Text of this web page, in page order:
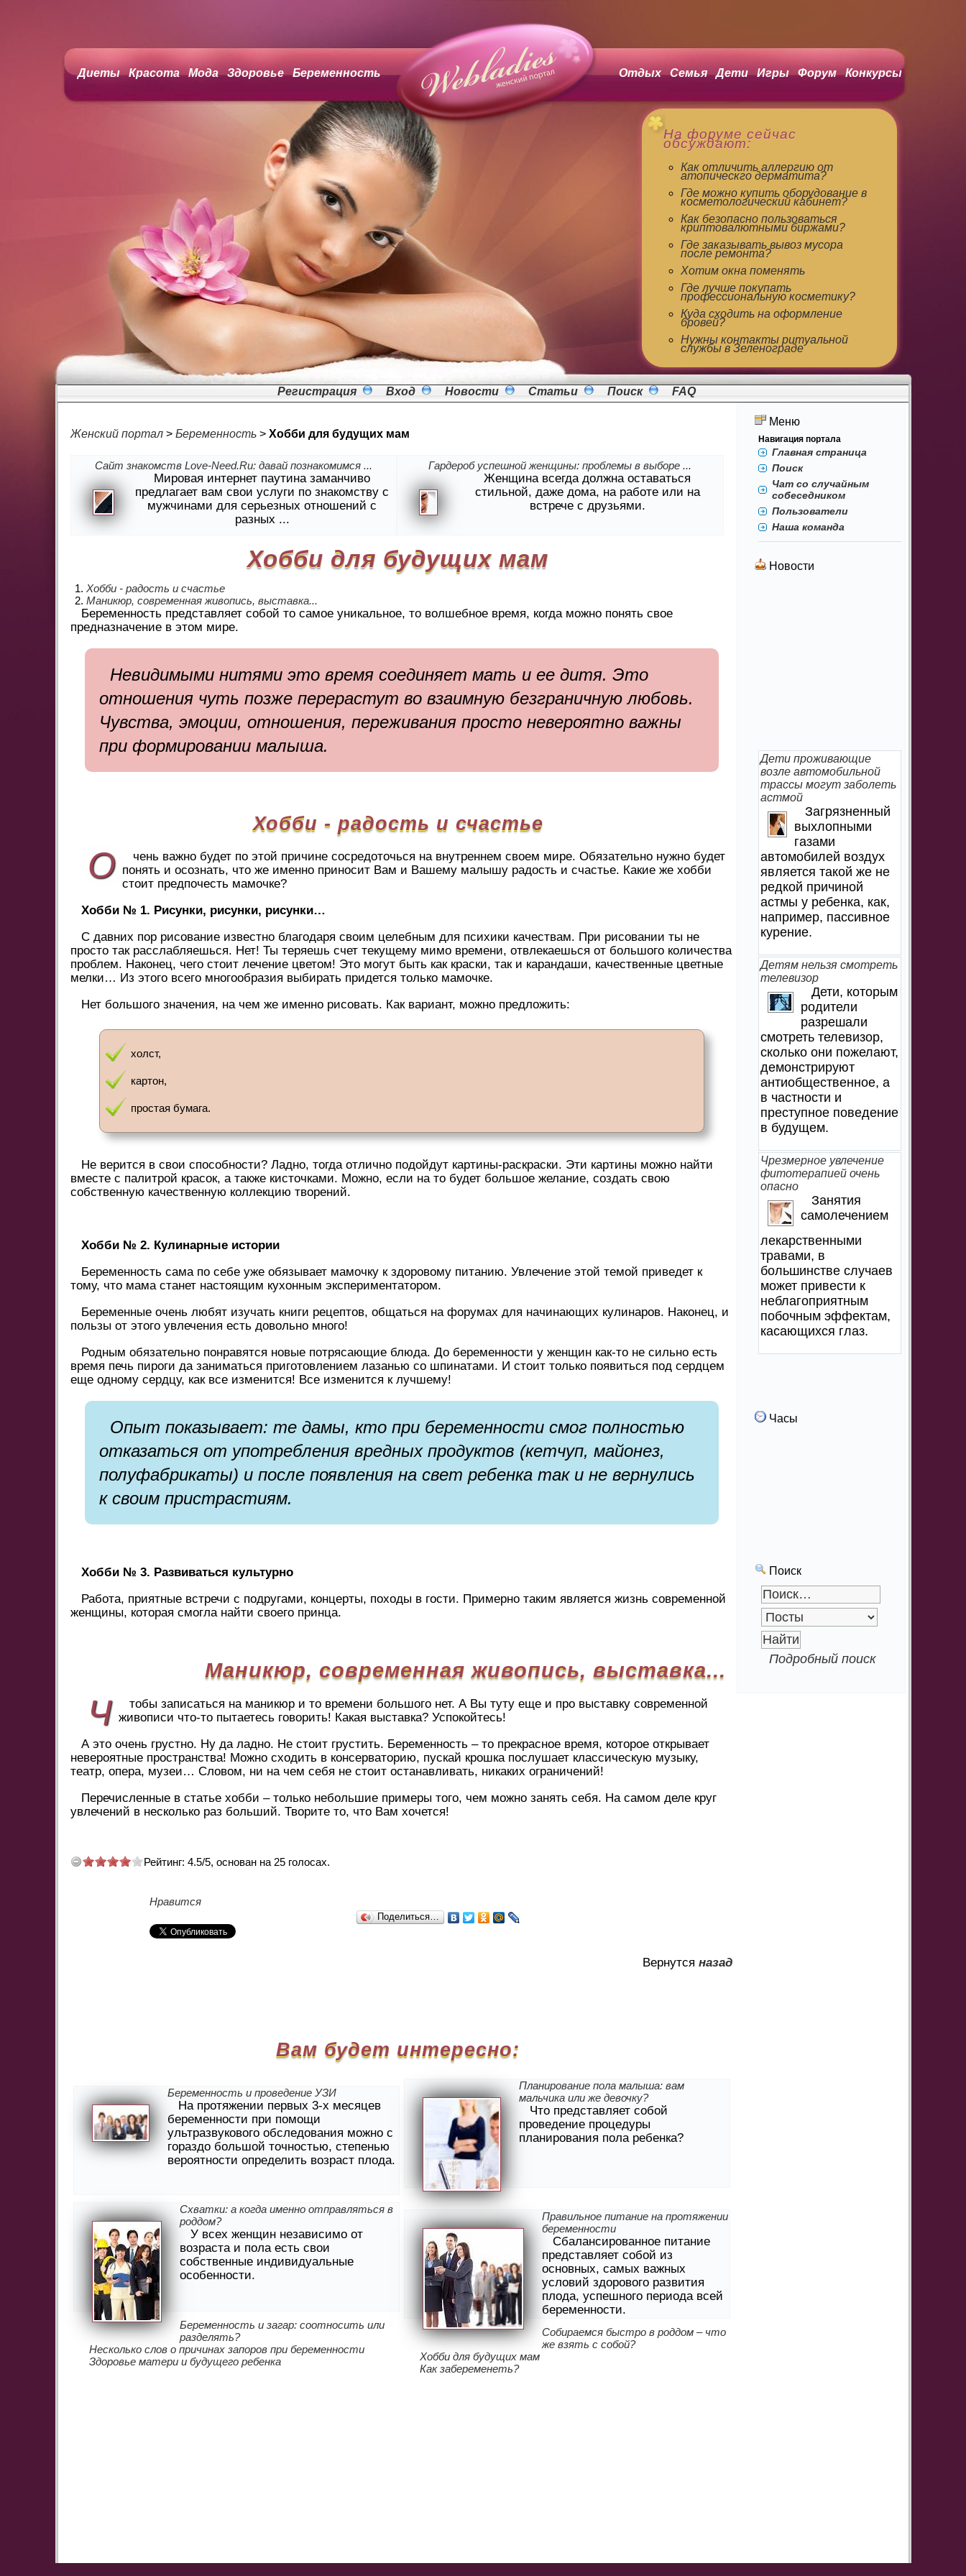
Диеты Красота Мода Здоровье Беременность Отдых Семья Дети Игры Форум Конкурсы
На форуме сейчас
обсуждают:
Как отличить аллергию от
атопическго дерматита?
Где можно купить оборудование в
косметологический кабинет?
Как безопасно пользоваться
криптовалютными биржами?
Где заказывать вывоз мусора
после ремонта?
Хотим окна поменять
Где лучше покупать
профессиональную косметику?
Куда сходить на оформление
бровей?
Нужны контакты ритуальной
службы в Зеленограде
Регистрация Вход Новости Статьи Поиск FAQ
Женский портал> Беременность> Хобби для будущих мам
Сайт знакомств Love-Need.Ru: давай познакомимся ...
Мировая интернет паутина заманчиво
предлагает вам свои услуги по знакомству с
мужчинами для серьезных отношений с
разных ...
Гардероб успешной женщины: проблемы в выборе ...
Женщина всегда должна оставаться
стильной, даже дома, на работе или на
встрече с друзьями.
Хобби для будущих мам
Хобби - радость и счастье
Маникюр, современная живопись, выставка...
Беременность представляет собой то самое уникальное, то волшебное время, когда можно понять свое
предназначение в этом мире.
Невидимыми нитями это время соединяет мать и ее дитя. Это
отношения чуть позже перерастут во взаимную безграничную любовь.
Чувства, эмоции, отношения, переживания просто невероятно важны
при формировании малыша.
Хобби - радость и счастье
О
чень важно будет по этой причине сосредоточься на внутреннем своем мире. Обязательно нужно будет
понять и осознать, что же именно приносит Вам и Вашему малышу радость и счастье. Какие же хобби
стоит предпочесть мамочке?
Хобби № 1. Рисунки, рисунки, рисунки…
С давних пор рисование известно благодаря своим целебным для психики качествам. При рисовании ты не
просто так расслабляешься. Нет! Ты теряешь счет текущему мимо времени, отвлекаешься от большого количества
проблем. Наконец, чего стоит лечение цветом! Это могут быть как краски, так и карандаши, качественные цветные
мелки… Из этого всего многообразия выбирать придется только мамочке.
Нет большого значения, на чем же именно рисовать. Как вариант, можно предложить:
холст,
картон,
простая бумага.
Не верится в свои способности? Ладно, тогда отлично подойдут картины-раскраски. Эти картины можно найти
вместе с палитрой красок, а также кисточками. Можно, если на то будет большое желание, создать свою
собственную качественную коллекцию творений.
Хобби № 2. Кулинарные истории
Беременность сама по себе уже обязывает мамочку к здоровому питанию. Увлечение этой темой приведет к
тому, что мама станет настоящим кухонным экспериментатором.
Беременные очень любят изучать книги рецептов, общаться на форумах для начинающих кулинаров. Наконец, и
пользы от этого увлечения есть довольно много!
Родным обязательно понравятся новые потрясающие блюда. До беременности у женщин как-то не сильно есть
время печь пироги да заниматься приготовлением лазанью со шпинатами. И стоит только появиться под сердцем
еще одному сердцу, как все изменится! Все изменится к лучшему!
Опыт показывает: те дамы, кто при беременности смог полностью
отказаться от употребления вредных продуктов (кетчуп, майонез,
полуфабрикаты) и после появления на свет ребенка так и не вернулись
к своим пристрастиям.
Хобби № 3. Развиваться культурно
Работа, приятные встречи с подругами, концерты, походы в гости. Примерно таким является жизнь современной
женщины, которая смогла найти своего принца.
Маникюр, современная живопись, выставка...
Ч
тобы записаться на маникюр и то времени большого нет. А Вы туту еще и про выставку современной
живописи что-то пытаетесь говорить! Какая выставка? Успокойтесь!
А это очень грустно. Ну да ладно. Не стоит грустить. Беременность – то прекрасное время, которое открывает
невероятные пространства! Можно сходить в консерваторию, пускай крошка послушает классическую музыку,
театр, опера, музеи… Словом, ни на чем себя не стоит останавливать, никаких ограничений!
Перечисленные в статье хобби – только небольшие примеры того, чем можно занять себя. На самом деле круг
увлечений в несколько раз больший. Творите то, что Вам хочется!
Рейтинг: 4.5/5, основан на 25голосах.
Нравится
Поделиться…
Вернутся назад
Вам будет интересно:
Беременность и проведение УЗИ
На протяжении первых 3-х месяцев
беременности при помощи
ультразвукового обследования можно с
гораздо большой точностью, степенью
вероятности определить возраст плода.
Схватки: а когда именно отправляться в
роддом?
У всех женщин независимо от
возраста и пола есть свои
собственные индивидуальные
особенности.
Беременность и загар: соотносить или
разделять?
Несколько слов о причинах запоров при беременности
Здоровье матери и будущего ребенка
Планирование пола малыша: вам
мальчика или же девочку?
Что представляет собой
проведение процедуры
планирования пола ребенка?
Правильное питание на протяжении
беременности
Сбалансированное питание
представляет собой из
основных, самых важных
условий здорового развития
плода, успешного периода всей
беременности.
Собираемся быстро в роддом – что
же взять c собой?
Хобби для будущих мам
Как забеременеть?
Меню
Навигация портала
Главная страница
Поиск
Чат со случайным
собеседником
Пользователи
Наша команда
Новости
Дети проживающие
возле автомобильной
трассы могут заболеть
астмой
Загрязненный
выхлопными
газами
автомобилей воздух
является такой же не
редкой причиной
астмы у ребенка, как,
например, пассивное
курение.
Детям нельзя смотреть
телевизор
Дети, которым
родители
разрешали
смотреть телевизор,
сколько они пожелают,
демонстрируют
антиобщественное, а
в частности и
преступное поведение
в будущем.
Чрезмерное увлечение
фитотерапией очень
опасно
Занятия
самолечением
лекарственными
травами, в
большинстве случаев
может привести к
неблагоприятным
побочным эффектам,
касающихся глаз.
Часы
Поиск
Подробный поиск